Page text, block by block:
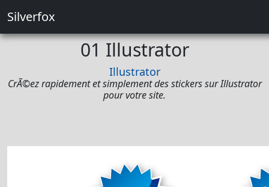
Silverfox
01 Illustrator
Illustrator
CrÃ©ez rapidement et simplement des stickers sur Illustrator
pour votre site.